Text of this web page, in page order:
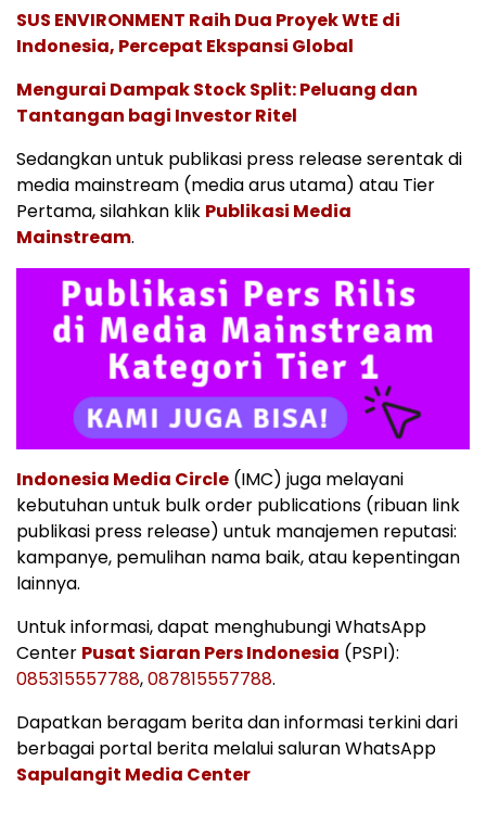
SUS ENVIRONMENT Raih Dua Proyek WtE di
Indonesia, Percepat Ekspansi Global
Mengurai Dampak Stock Split: Peluang dan
Tantangan bagi Investor Ritel
Sedangkan untuk publikasi press release serentak di
media mainstream (media arus utama) atau Tier
Pertama, silahkan klik Publikasi Media
Mainstream.
Indonesia Media Circle (IMC) juga melayani
kebutuhan untuk bulk order publications (ribuan link
publikasi press release) untuk manajemen reputasi:
kampanye, pemulihan nama baik, atau kepentingan
lainnya.
Untuk informasi, dapat menghubungi WhatsApp
Center Pusat Siaran Pers Indonesia (PSPI):
085315557788,087815557788.
Dapatkan beragam berita dan informasi terkini dari
berbagai portal berita melalui saluran WhatsApp
Sapulangit Media Center